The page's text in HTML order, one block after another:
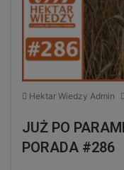
Hektar Wiedzy Admin
JUŻ PO
PORADA #286